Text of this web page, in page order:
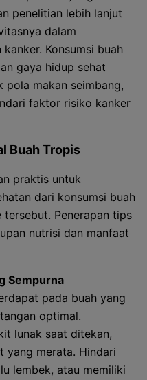
penelitian lebih lanjut
dalam
Konsumsi buah
gaya hidup sehat
pola makan seimbang,
faktor risiko kanker
Buah Tropis
praktis untuk
dari konsumsi buah
Penerapan tips
nutrisi dan manfaat
Sempurna
pada buah yang
optimal.
lunak saat ditekan,
yang merata. Hindari
lembek, atau memiliki